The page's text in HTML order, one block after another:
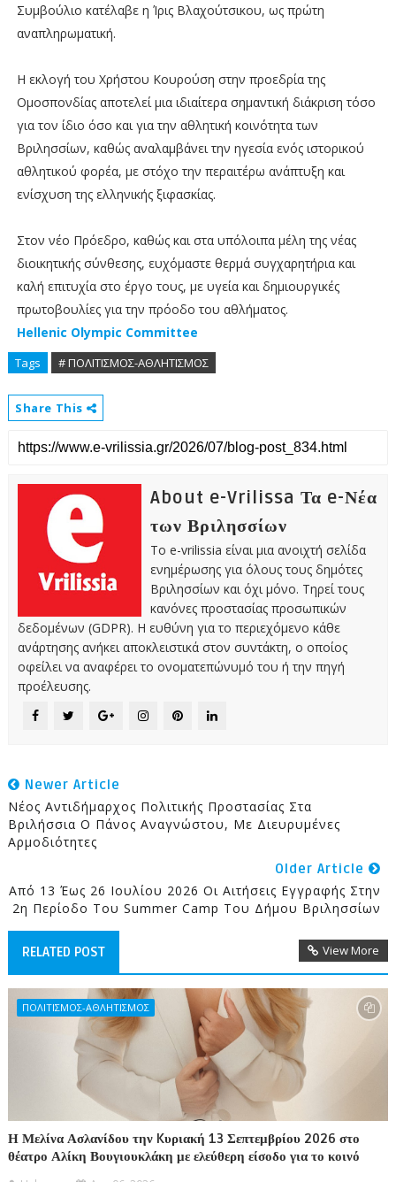
Συμβούλιο κατέλαβε η Ίρις Βλαχούτσικου, ως πρώτη
αναπληρωματική.
Η εκλογή του Χρήστου Κουρούση στην προεδρία της
Ομοσπονδίας αποτελεί μια ιδιαίτερα σημαντική διάκριση τόσο
για τον ίδιο όσο και για την αθλητική κοινότητα των
Βριλησσίων, καθώς αναλαμβάνει την ηγεσία ενός ιστορικού
αθλητικού φορέα, με στόχο την περαιτέρω ανάπτυξη και
ενίσχυση της ελληνικής ξιφασκίας.
Στον νέο Πρόεδρο, καθώς και στα υπόλοιπα μέλη της νέας
διοικητικής σύνθεσης, ευχόμαστε θερμά συγχαρητήρια και
καλή επιτυχία στο έργο τους, με υγεία και δημιουργικές
πρωτοβουλίες για την πρόοδο του αθλήματος.
Hellenic Olympic Committee
Tags # ΠΟΛΙΤΙΣΜΟΣ-ΑΘΛΗΤΙΣΜΟΣ
Share This
About e-Vrilissa Τα e-Νέα
των Βριλησσίων
Το e-vrilissia είναι μια ανοιχτή σελίδα
ενημέρωσης για όλους τους δημότες
Βριλησσίων και όχι μόνο. Τηρεί τους
κανόνες προστασίας προσωπικών
δεδομένων (GDPR). Η ευθύνη για το περιεχόμενο κάθε
ανάρτησης ανήκει αποκλειστικά στον συντάκτη, ο οποίος
οφείλει να αναφέρει το ονοματεπώνυμό του ή την πηγή
προέλευσης.
Newer Article
Νέος Αντιδήμαρχος Πολιτικής Προστασίας Στα
Βριλήσσια Ο Πάνος Αναγνώστου, Με Διευρυμένες
Αρμοδιότητες
Older Article
Από 13 Έως 26 Ιουλίου 2026 Οι Αιτήσεις Εγγραφής Στην
2η Περίοδο Του Summer Camp Του Δήμου Βριλησσίων
RELATED POST View More
ΠΟΛΙΤΙΣΜΟΣ-ΑΘΛΗΤΙΣΜΟΣ
Η Μελίνα Ασλανίδου την Kυριακή 13 Σεπτεμβρίου 2026 στο
θέατρο Αλίκη Βουγιουκλάκη με ελεύθερη είσοδο για το κοινό